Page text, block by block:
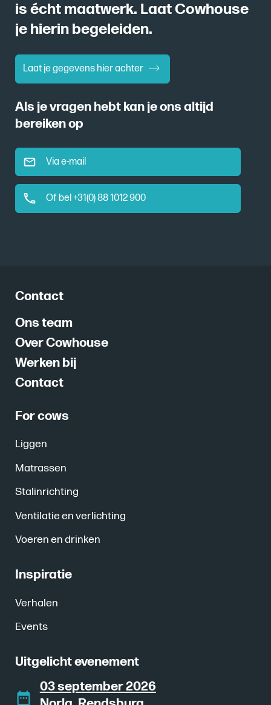
is écht maatwerk. Laat Cowhouse
je hierin begeleiden.
Laat je gegevens hier achter
Als je vragen hebt kan je ons altijd
bereiken op
Via e-mail
Of bel +31(0) 88 1012 900
Contact
Ons team
Over Cowhouse
Werken bij
Contact
For cows
Liggen
Matrassen
Stalinrichting
Ventilatie en verlichting
Voeren en drinken
Inspiratie
Verhalen
Events
Uitgelicht evenement
03 september 2026